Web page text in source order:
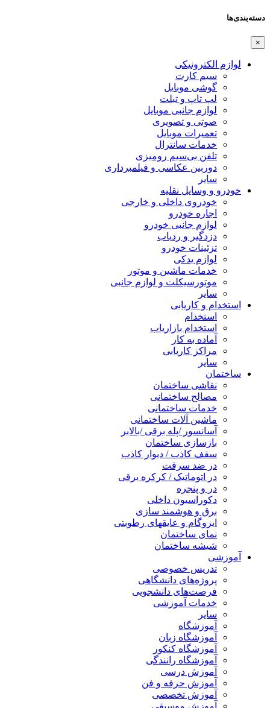
دسته‌بندی‌ها
×
لوازم الکترونیکی
سیم کارت
گوشی موبایل
لپ تاپ و تبلت
لوازم جانبی موبایل
صوتی و تصویری
تعمیرات موبایل
خدمات سانترال
تلفن بی‌سیم رومیزی
دوربین عکاسی و فیلمبرداری
سایر
خودرو و وسایل نقلیه
خودروی داخلی و خارجی
اجاره خودرو
لوازم جانبی خودرو
دزدگیر و ردیاب
تزئینات خودرو
لوازم یدکی
خدمات ماشین و موتور
موتورسیکلت و لوازم جانبی
سایر
استخدام و کاریابی
استخدام
استخدام بازاریاب
آماده به کار
مراکز کاریابی
سایر
ساختمان
نقاشی ساختمان
مصالح ساختمانی
خدمات ساختمانی
ماشین آلات ساختمانی
آسانسور /پله برقی /بالابر
بازسازی ساختمان
سقف کاذب / دیوار کاذب
در ضد سرقت
در اتوماتیک / کرکره برقی
در و پنجره
دکوراسیون داخلی
برق و هوشمند سازی
ایزوگام و عایقهای رطوبتی
نمای ساختمان
شیشه ساختمان
آموزشی
تدریس خصوصی
پروژه‌های دانشگاهی
فرصت‌های دانشجویی
خدمات آموزشی
سایر
آموزشگاه
آموزشگاه زبان
آموزشگاه کنکور
آموزشگاه رانندگی
آموزش درسی
آموزش حرفه و فن
آموزش تخصصی